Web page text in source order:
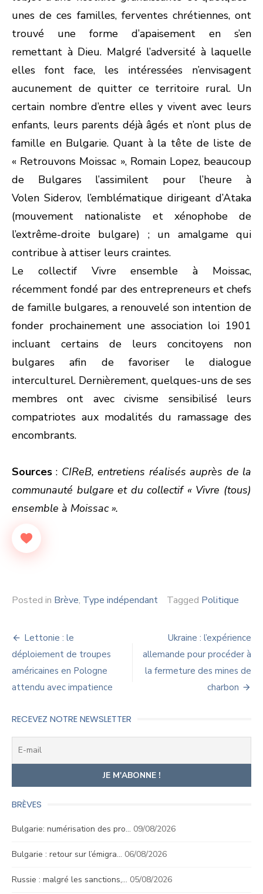
unes de ces familles, ferventes chrétiennes, ont
trouvé une forme d’apaisement en s’en
remettant à Dieu. Malgré l’adversité à laquelle
elles font face, les intéressées n’envisagent
aucunement de quitter ce territoire rural. Un
certain nombre d’entre elles y vivent avec leurs
enfants, leurs parents déjà âgés et n’ont plus de
famille en Bulgarie. Quant à la tête de liste de
« Retrouvons Moissac », Romain Lopez, beaucoup
de Bulgares l’assimilent pour l’heure à
Volen Siderov, l’emblématique dirigeant d’Ataka
(mouvement nationaliste et xénophobe de
l’extrême-droite bulgare) ; un amalgame qui
contribue à attiser leurs craintes.
Le collectif Vivre ensemble à Moissac,
récemment fondé par des entrepreneurs et chefs
de famille bulgares, a renouvelé son intention de
fonder prochainement une association loi 1901
incluant certains de leurs concitoyens non
bulgares afin de favoriser le dialogue
interculturel. Dernièrement, quelques-uns de ses
membres ont avec civisme sensibilisé leurs
compatriotes aux modalités du ramassage des
encombrants.
Sources : CIReB, entretiens réalisés auprès de la
communauté bulgare et du collectif « Vivre (tous)
ensemble à Moissac ».
Posted in Brève, Type indépendant Tagged Politique
Navigation
de
l’article
Lettonie : le
déploiement de troupes
américaines en Pologne
attendu avec impatience
Ukraine : l’expérience
allemande pour procéder à
la fermeture des mines de
charbon
RECEVEZ NOTRE NEWSLETTER
BRÈVES
Bulgarie: numérisation des pro… 09/08/2026
Bulgarie : retour sur l’émigra… 06/08/2026
Russie : malgré les sanctions,… 05/08/2026